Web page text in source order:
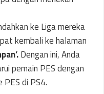
ke Liga mereka
kembali ke halaman
Dengan ini, Anda
pemain PES dengan
PES di PS4.